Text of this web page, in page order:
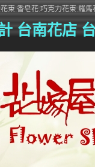
台南花店
束.香皂花.巧克力花束.羅